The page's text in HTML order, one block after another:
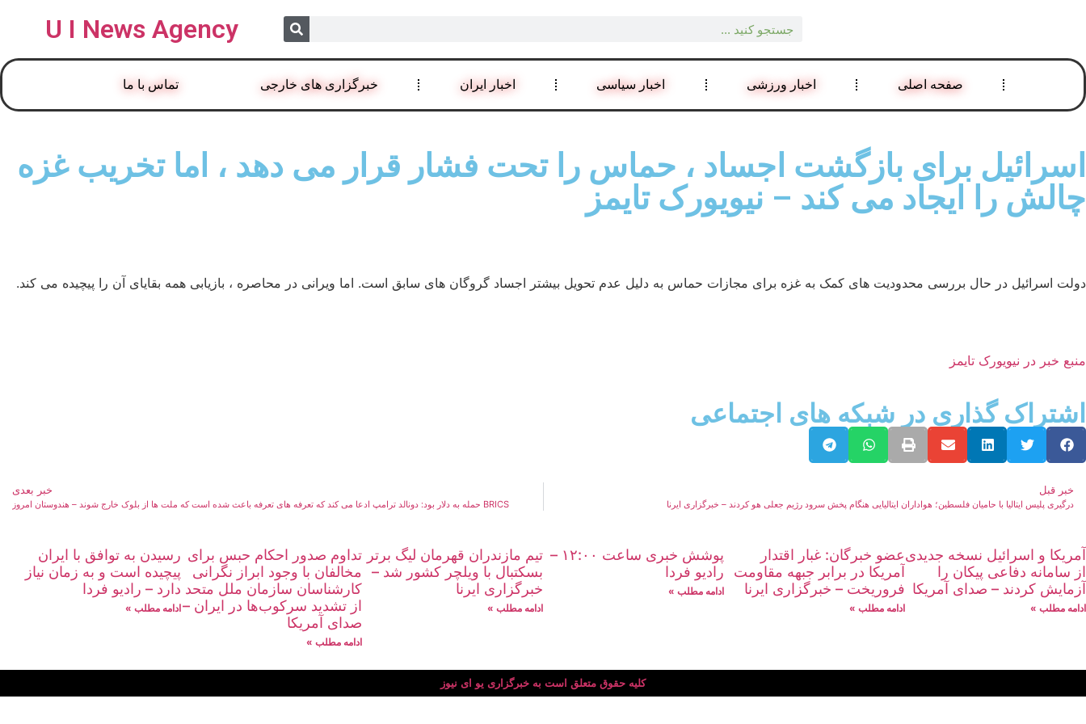
U I News Agency
صفحه اصلی اخبار ورزشی اخبار سیاسی اخبار ایران خبرگزاری های خارجی تماس با ما
اسرائیل برای بازگشت اجساد ، حماس را تحت فشار قرار می دهد ، اما تخریب غزه
چالش را ایجاد می کند – نیویورک تایمز
دولت اسرائیل در حال بررسی محدودیت های کمک به غزه برای مجازات حماس به دلیل عدم تحویل بیشتر اجساد گروگان های سابق است. اما ویرانی در محاصره ، بازیابی همه بقایای آن را پیچیده می کند.
منبع خبر در نیویورک تایمز
اشتراک گذاری در شبکه های اجتماعی
خبر قبل
درگیری پلیس ایتالیا با حامیان فلسطین؛ هواداران ایتالیایی هنگام پخش سرود رژیم جعلی هو کردند – خبرگزاری ایرنا
خبر بعدی
BRICS حمله به دلار بود: دونالد ترامپ ادعا می کند که تعرفه های تعرفه باعث شده است که ملت ها از بلوک خارج شوند – هندوستان امروز
آمریکا و اسرائیل نسخه جدیدی
از سامانه دفاعی پیکان را
آزمایش کردند – صدای آمریکا
ادامه مطلب »
عضو خبرگان: غبار اقتدار
آمریکا در برابر جبهه مقاومت
فروریخت – خبرگزاری ایرنا
ادامه مطلب »
پوشش خبری ساعت ۱۲:۰۰ –
رادیو فردا
ادامه مطلب »
تیم مازندران قهرمان لیگ برتر
بسکتبال با ویلچر کشور شد –
خبرگزاری ایرنا
ادامه مطلب »
تداوم صدور احکام حبس برای
مخالفان با وجود ابراز نگرانی
کارشناسان سازمان ملل متحد
از تشدید سرکوب‌ها در ایران –
صدای آمریکا
ادامه مطلب »
رسیدن به توافق با ایران
پیچیده است و به زمان نیاز
دارد – رادیو فردا
ادامه مطلب »
کلیه حقوق متعلق است به خبرگزاری یو ای نیوز